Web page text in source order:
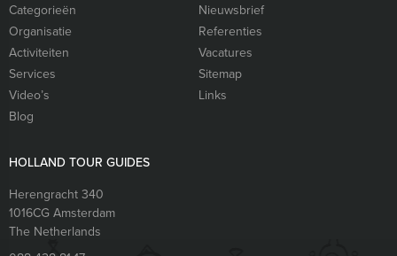
Categorieën
Nieuwsbrief
Organisatie
Referenties
Activiteiten
Vacatures
Services
Sitemap
Video’s
Links
Blog
HOLLAND TOUR GUIDES
Herengracht 340
1016CG Amsterdam
The Netherlands